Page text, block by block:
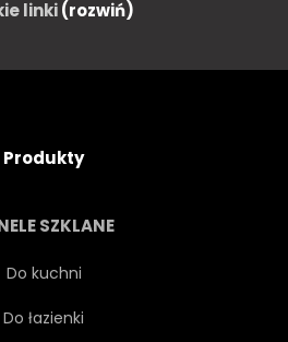
DROGA
MGŁA
linki(rozwiń)
Produkty
SZKLANE
Do kuchni
Do łazienki